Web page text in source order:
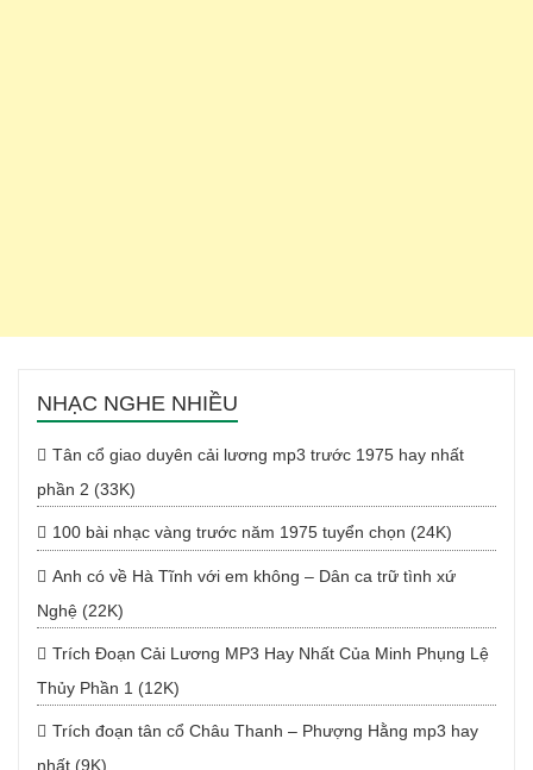
NHẠC NGHE NHIỀU
Tân cổ giao duyên cải lương mp3 trước 1975 hay nhất
phần 2 (33K)
100 bài nhạc vàng trước năm 1975 tuyển chọn (24K)
Anh có về Hà Tĩnh với em không – Dân ca trữ tình xứ
Nghệ (22K)
Trích Đoạn Cải Lương MP3 Hay Nhất Của Minh Phụng Lệ
Thủy Phần 1 (12K)
Trích đoạn tân cổ Châu Thanh – Phượng Hằng mp3 hay
nhất (9K)